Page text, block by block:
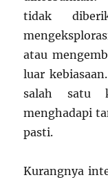
tidak
atau
luar
salah satu
menghadapi
pasti.
Kurangnya